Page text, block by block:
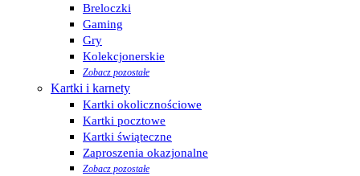
Breloczki
Gaming
Gry
Kolekcjonerskie
Zobacz pozostałe
Kartki i karnety
Kartki okolicznościowe
Kartki pocztowe
Kartki świąteczne
Zaproszenia okazjonalne
Zobacz pozostałe